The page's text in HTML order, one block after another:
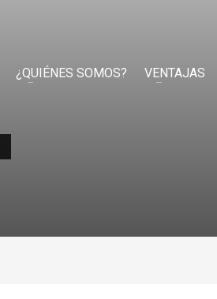
¿QUIÉNES SOMOS? VENTAJAS